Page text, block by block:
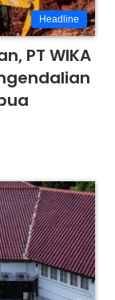
Headline
PT WIKA